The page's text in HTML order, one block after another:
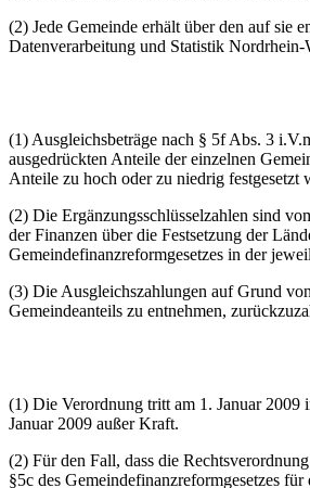
(2) Jede Gemeinde erhält über den auf sie
Datenverarbeitung und Statistik
(1) Ausgleichsbeträge nach § 5f Abs. 3
ausgedrückten Anteile der einzelnen
Anteile zu hoch oder zu niedrig festgesetzt
(2) Die Ergänzungsschlüsselzahlen sind
der Finanzen über die Festsetzung der
Gemeindefinanzreformgesetzes in der
(3) Die Ausgleichszahlungen auf Grund
Gemeindeanteils zu entnehmen,
(1) Die Verordnung tritt am 1. Januar
Januar 2009 außer Kraft.
(2) Für den Fall, dass die
§5c des Gemeindefinanzreformgesetzes